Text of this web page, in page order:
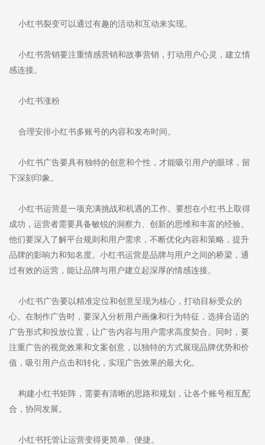
小红书裂变可以通过有趣的活动和互动来实现。
小红书营销要注重情感营销和故事营销，打动用户心灵，建立情
感连接。
小红书涨粉
合理安排小红书多账号的内容和发布时间。
小红书广告要具有独特的创意和个性，才能吸引用户的眼球，留
下深刻印象。
小红书运营是一项充满挑战和机遇的工作。要想在小红书上取得
成功，运营者需要具备敏锐的洞察力、创新的思维和丰富的经验。
他们要深入了解平台规则和用户需求，不断优化内容和策略，提升
品牌的影响力和知名度。小红书运营是品牌与用户之间的桥梁，通
过有效的运营，能让品牌与用户建立起深厚的情感连接。
小红书广告要以精准定位和创意呈现为核心，打动目标受众的
心。在制作广告时，要深入分析用户画像和行为特征，选择合适的
广告形式和投放位置，让广告内容与用户需求高度契合。同时，要
注重广告的视觉效果和文案创意，以独特的方式展现品牌优势和价
值，吸引用户点击和转化，实现广告效果的最大化。
构建小红书矩阵，需要有清晰的思路和规划，让各个账号相互配
合，协同发展。
小红书托管让运营变得更简单、便捷。